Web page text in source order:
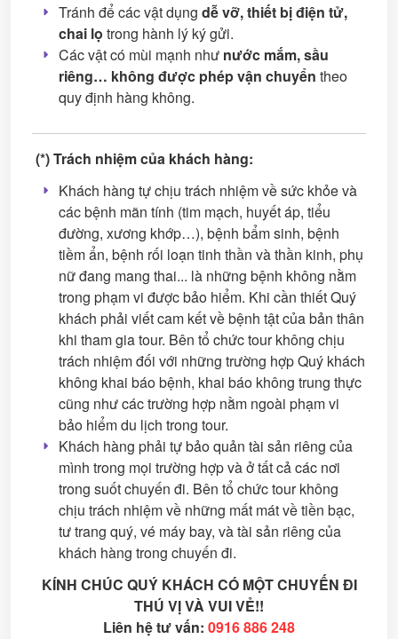
Tránh để các vật dụng dễ vỡ, thiết bị điện tử,
chai lọ trong hành lý ký gửi.
Các vật có mùi mạnh như nước mắm, sầu
riêng… không được phép vận chuyển theo
quy định hàng không.
(*) Trách nhiệm của khách hàng:
Khách hàng tự chịu trách nhiệm về sức khỏe và
các bệnh mãn tính (tim mạch, huyết áp, tiểu
đường, xương khớp…), bệnh bẩm sinh, bệnh
tiềm ẩn, bệnh rối loạn tinh thần và thần kinh, phụ
nữ đang mang thai... là những bệnh không nằm
trong phạm vi được bảo hiểm. Khi cần thiết Quý
khách phải viết cam kết về bệnh tật của bản thân
khi tham gia tour. Bên tổ chức tour không chịu
trách nhiệm đối với những trường hợp Quý khách
không khai báo bệnh, khai báo không trung thực
cũng như các trường hợp nằm ngoài phạm vi
bảo hiểm du lịch trong tour.
Khách hàng phải tự bảo quản tài sản riêng của
mình trong mọi trường hợp và ở tất cả các nơi
trong suốt chuyến đi. Bên tổ chức tour không
chịu trách nhiệm về những mất mát về tiền bạc,
tư trang quý, vé máy bay, và tài sản riêng của
khách hàng trong chuyến đi.
KÍNH CHÚC QUÝ KHÁCH CÓ MỘT CHUYẾN ĐI
THÚ VỊ VÀ VUI VẺ!!
Liên hệ tư vấn: 0916 886 248